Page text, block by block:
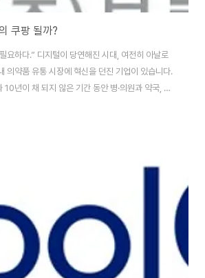
쿠팡 될까?
요하다.” 디지털이 당연해진 시대, 여전히 아날로
의약품 유통 시장에 혁신을 던진 기업이 있습니다.
10년이 채 되지 않은 기간 동안 병·의원과 약국, 제
으로 연결하며 ‘의료 유통 플랫폼’이라는 새로운
실현 기업임에도 IT 기반 의약품 유통 생태계를